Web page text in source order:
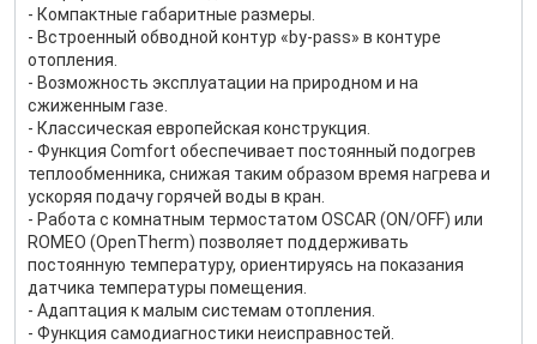
- Компактные габаритные размеры.
- Встроенный обводной контур «by-pass» в контуре
отопления.
- Возможность эксплуатации на природном и на
сжиженным газе.
- Классическая европейская конструкция.
- Функция Comfort обеспечивает постоянный подогрев
теплообменника, снижая таким образом время нагрева и
ускоряя подачу горячей воды в кран.
- Работа с комнатным термостатом OSCAR (ON/OFF) или
ROMEO (OpenTherm) позволяет поддерживать
постоянную температуру, ориентируясь на показания
датчика температуры помещения.
- Адаптация к малым системам отопления.
- Функция самодиагностики неисправностей.